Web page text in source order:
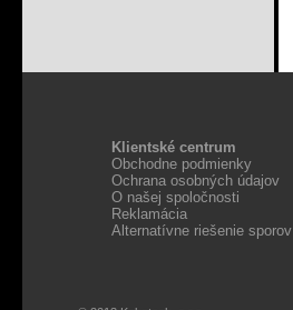
Klientské centrum
Obchodne podmienky
Ochrana osobných údajov
O našej spoločnosti
Reklamácia
Alternatívne riešenie sporov